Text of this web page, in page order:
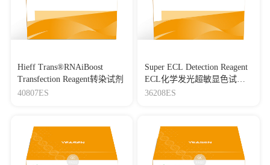
Hieff Trans®RNAiBoost
Transfection Reagent转染试剂
40807ES
Super ECL Detection Reagent
ECL化学发光超敏显色试剂
盒
36208ES